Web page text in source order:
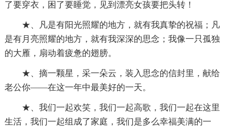
了要穿衣，困了要睡觉，见到漂亮女孩要把头转！
★、凡是有阳光照耀的地方，就有我真挚的祝福；凡
是有月亮照耀的地方，就有我深深的思念；我像一只孤独
的大雁，扇动着疲惫的翅膀。
★、摘一颗星，采一朵云，装入思念的信封里，献给
老公你——在这一年中最美好的一天。
★、我们一起欢笑，我们一起高歌，我们一起在这里
生活，我们一起组成了家庭，我们是多么幸福美满的一